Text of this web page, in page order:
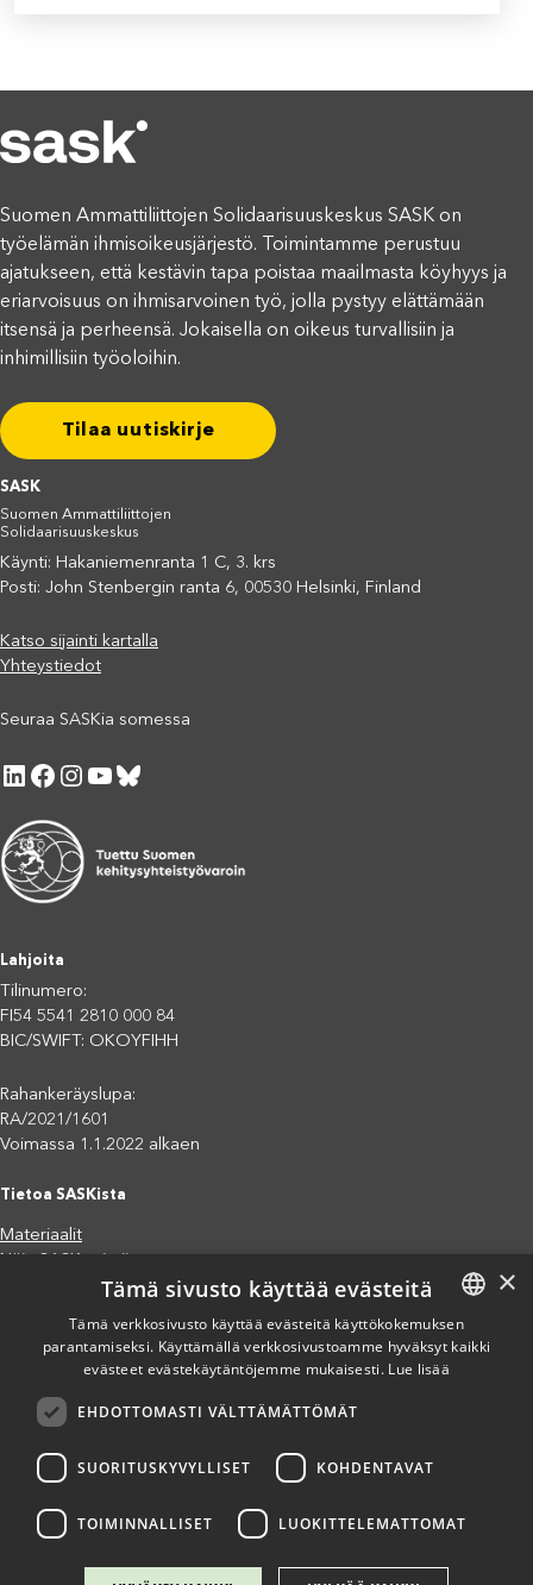
Suomen Ammattiliittojen Solidaarisuuskeskus SASK on
työelämän ihmisoikeusjärjestö. Toimintamme perustuu
ajatukseen, että kestävin tapa poistaa maailmasta köyhyys ja
eriarvoisuus on ihmisarvoinen työ, jolla pystyy elättämään
itsensä ja perheensä. Jokaisella on oikeus turvallisiin ja
inhimillisiin työoloihin.
Tilaa uutiskirje
SASK
Suomen Ammattiliittojen
Solidaarisuuskeskus
Käynti: Hakaniemenranta 1 C, 3. krs
Posti: John Stenbergin ranta 6, 00530 Helsinki, Finland
Katso sijainti kartalla
Yhteystiedot
Seuraa SASKia somessa
LinkedIn Facebook Instagram YouTube Bluesky
Lahjoita
Tilinumero:
FI54 5541 2810 000 84
BIC/SWIFT: OKOYFIHH
Rahankeräyslupa:
RA/2021/1601
Voimassa 1.1.2022 alkaen
Tietoa SASKista
Materiaalit
Näin SASK toimii
Jäsenjärjestöt
Saavutettavuusseloste
Tietosuojaseloste
Eettiset periaatteet (pdf)
Lahjoita
Osallistu
Liity kannatusjäseneksi
Ilmoita väärinkäytösepäilystä
FINNISH
×
Tämä sivusto käyttää evästeitä
Tämä verkkosivusto käyttää evästeitä käyttökokemuksen
parantamiseksi. Käyttämällä verkkosivustoamme hyväksyt kaikki
evästeet evästekäytäntöjemme mukaisesti. Lue lisää
EHDOTTOMASTI VÄLTTÄMÄTTÖMÄT
SUORITUSKYVYLLISET KOHDENTAVAT
TOIMINNALLISET LUOKITTELEMATTOMAT